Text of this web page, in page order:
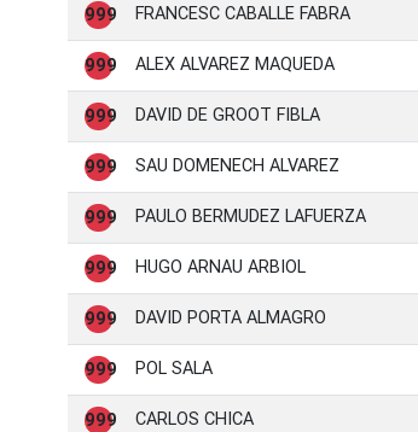
999 FRANCESC CABALLE FABRA
999 ALEX ALVAREZ MAQUEDA
999 DAVID DE GROOT FIBLA
999 SAU DOMENECH ALVAREZ
999 PAULO BERMUDEZ LAFUERZA
999 HUGO ARNAU ARBIOL
999 DAVID PORTA ALMAGRO
999 POL SALA
999 CARLOS CHICA